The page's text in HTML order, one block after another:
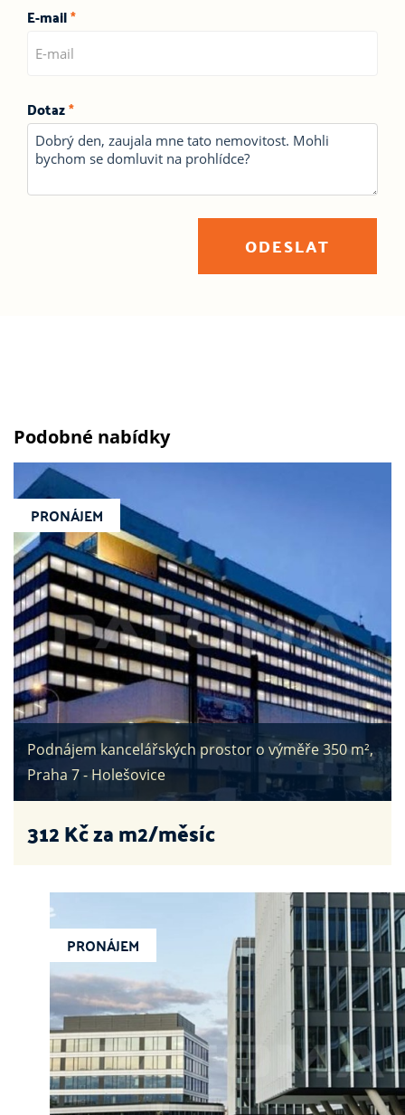
E-mail*
Dotaz*
ODESLAT
Podobné nabídky
Podnájem kancelářských prostor o výměře 350 m²,
Praha 7 - Holešovice
PRONÁJEM
312Kč za m2/měsíc
PRONÁJEM